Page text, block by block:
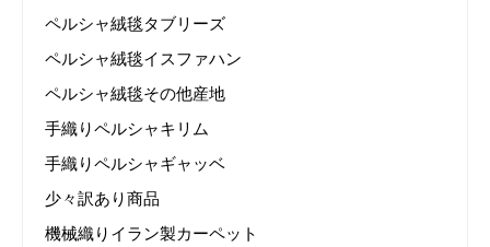
ペルシャ絨毯タブリーズ
ペルシャ絨毯イスファハン
ペルシャ絨毯その他産地
手織りペルシャキリム
手織りペルシャギャッベ
少々訳あり商品
機械織りイラン製カーペット